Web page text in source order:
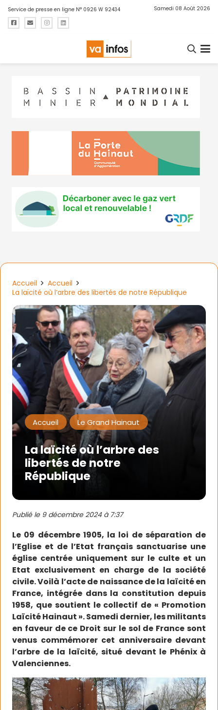
Service de presse en ligne N° 0926 W 92434 Samedi 08 Août 2026
Accueil
Accueil
La laïcité où l’arbre des libertés de notre République
Accueil Le Grand Hainaut
La laïcité où l’arbre des
libertés de notre
République
Publié le 9 décembre 2024 à 7:37
Le 09 décembre 1905, la loi de séparation de
l’Eglise et de l’Etat français sanctuarise une
église centrée uniquement sur le culte et un
Etat exclusivement en charge de la société
civile. Voilà l’acte de naissance de la laïcité en
France, intégrée dans la constitution depuis
1958, que soutient le collectif de « Promotion
Laïcité Hainaut ». Samedi dernier, les militants
en faveur de ce Droit sur le sol de France sont
venus commémorer cet anniversaire devant
l’arbre de la laïcité, situé devant le Phénix à
Valenciennes.